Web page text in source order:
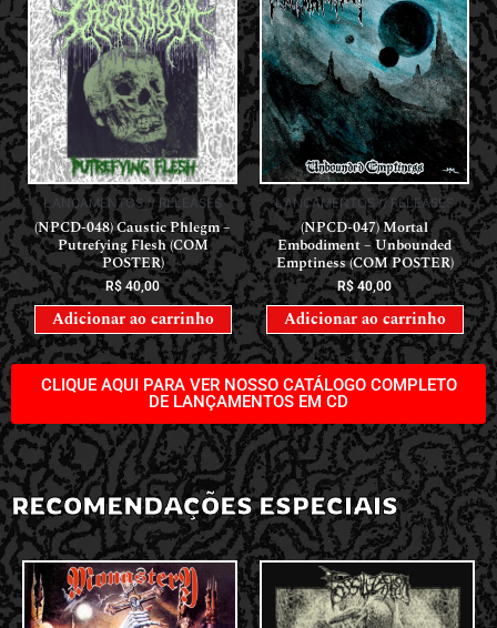
LANÇAMENTOS // RELEASES
(NPCD-048) Caustic Phlegm –
Putrefying Flesh (COM
POSTER)
R$ 40,00
Adicionar ao carrinho
LANÇAMENTOS // RELEASES
(NPCD-047) Mortal
Embodiment – Unbounded
Emptiness (COM POSTER)
R$40,00
Adicionar ao carrinho
CLIQUE AQUI PARA VER NOSSO CATÁLOGO COMPLETO
DE LANÇAMENTOS EM CD
RECOMENDAÇÕES ESPECIAIS